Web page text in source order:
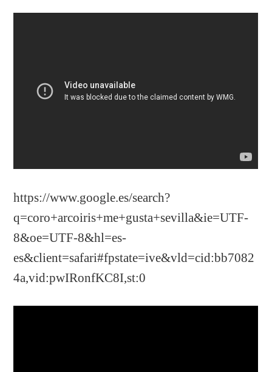
https://www.google.es/search?
q=coro+arcoiris+me+gusta+sevilla&ie=UTF-
8&oe=UTF-8&hl=es-
es&client=safari#fpstate=ive&vld=cid:bb7082
4a,vid:pwIRonfKC8I,st:0